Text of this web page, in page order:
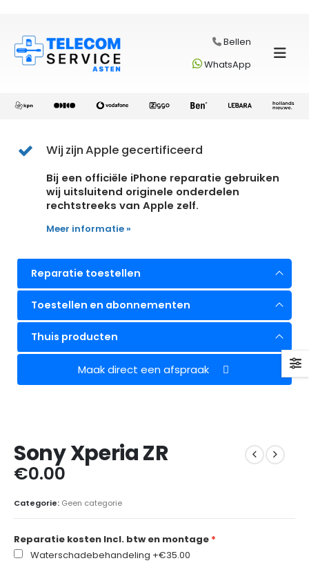
Bellen
WhatsApp
Wij zijn Apple gecertificeerd
Bij een officiële iPhone reparatie gebruiken
wij uitsluitend originele onderdelen
rechtstreeks van Apple zelf.
Meer informatie »
Reparatie toestellen
Toestellen en abonnementen
Thuis producten
Maak direct een afspraak
Sony Xperia ZR
€0.00
Categorie: Geen categorie
Reparatie kosten Incl. btw en montage
Waterschadebehandeling +€35.00